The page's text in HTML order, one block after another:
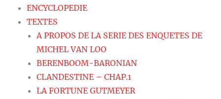
ENCYCLOPEDIE
TEXTES
A PROPOS DE LA SERIE DES ENQUETES DE
MICHEL VAN LOO
BERENBOOM-BARONIAN
CLANDESTINE – CHAP.1
LA FORTUNE GUTMEYER